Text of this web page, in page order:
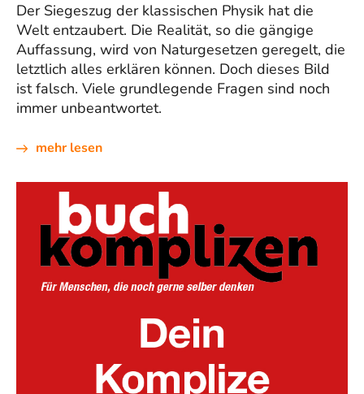
Der Siegeszug der klassischen Physik hat die
Welt entzaubert. Die Realität, so die gängige
Auffassung, wird von Naturgesetzen geregelt, die
letztlich alles erklären können. Doch dieses Bild
ist falsch. Viele grundlegende Fragen sind noch
immer unbeantwortet.
mehr lesen